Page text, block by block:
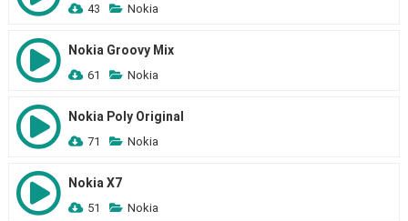
43 Nokia
Nokia Groovy Mix
61 Nokia
Nokia Poly Original
71 Nokia
Nokia X7
51 Nokia